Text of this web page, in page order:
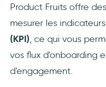
Product Fruits offre des
mesurer les
(KPI), ce qui vous
vos flux d'onboarding
d'engagement.